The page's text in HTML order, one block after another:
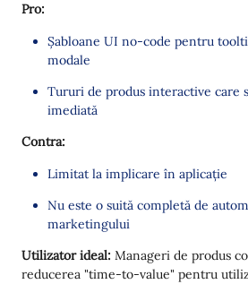
Pro:
Șabloane UI no-code pentru
modale
Tururi de produs interactive care
imediată
Contra:
Limitat la implicare în aplicație
Nu este o suită completă de
marketingului
Utilizator ideal: Manageri de produs
reducerea "time-to-value" pentru